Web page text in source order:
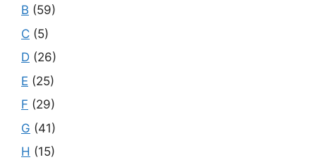
B (59)
C (5)
D (26)
E (25)
F (29)
G (41)
H (15)